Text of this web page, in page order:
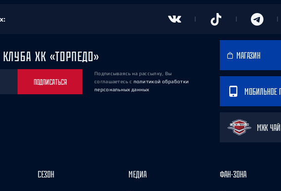
ХК «ТОРПЕДО»
ПОДПИСАТЬСЯ
Подписываясь на рассылку, Вы
соглашаетесь с политикой обработки
персональных данных
МАГАЗИН
МОБИЛЬНОЕ
МХК
СЕЗОН МЕДИА ФАН-ЗОНА